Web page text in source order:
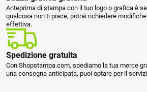
Anteprima di stampa con il tuo logo o grafica è
qualcosa non ti piace, potrai richiedere
effettiva.
Spedizione gratuita
Con Shopstampa.com, spediamo la tua merce
una consegna anticipata, puoi optare per il